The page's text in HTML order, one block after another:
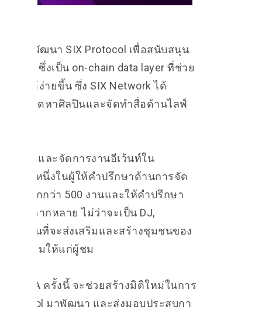
ที่พัฒนา SIX Protocol เพื่อสนับสนุน
Gen2 ซึ่งเป็น on-chain data layer ที่ช่วย
ได้ง่ายขึ้น ซึ่ง SIX Network ได้
ริการจัดหาศิลปินและจัดทำสื่อด้านไลฟ์
ลปิน สื่อและจัดการงานอีเว้นท์ใน
ทเป็นหนึ่งในผู้ให้คำปรึกษาด้านการจัด
นท์มากกว่า 500 งานและให้คำปรึกษา
ยที่หลากหลาย ไม่ว่าจะเป็น DJ,
ทมุ่งมั่นที่จะส่งเสริมและสร้างชุมชนของ
อดเยี่ยมให้แก่ผู้ชม
ASIA ครั้งนี้ จะช่วยสร้างมิติใหม่ในการ
มาพัฒนา และส่งมอบประสบกา